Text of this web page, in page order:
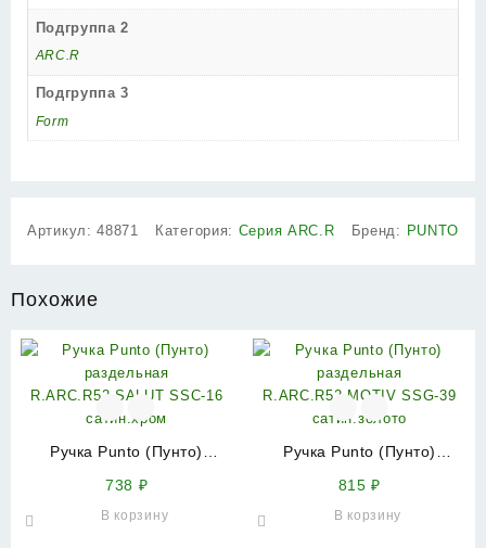
Подгруппа 2
ARC.R
Подгруппа 3
Form
Артикул:48871 Категория: Серия ARC.R Бренд: PUNTO
Похожие
Ручка Punto (Пунто)
сатин.хром
738 ₽
В корзину
Ручка Punto (Пунто)
сатин.золото
815₽
В корзину